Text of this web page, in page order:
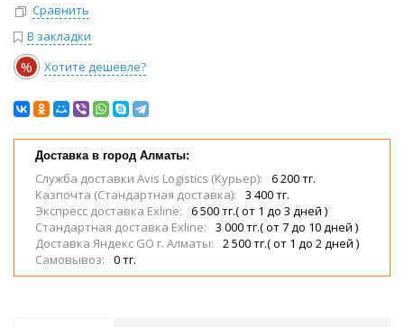
Сравнить
В закладки
% Хотите дешевле?
Доставка в город Алматы:
Служба доставки Avis Logistics (Курьер):
6 200 тг.
Казпочта (Стандартная доставка):
3 400 тг.
Экспресс доставка Exline:
6 500 тг.( от 1 до 3 дней )
Стандартная доставка Exline:
3 000 тг.( от 7 до 10 дней )
Доставка Яндекс GO г. Алматы:
2 500 тг.( от 1 до 2 дней )
Самовывоз:
0 тг.